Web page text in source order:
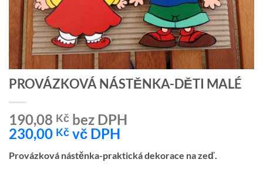
PROVÁZKOVÁ NÁSTĚNKA-DĚTI MALÉ
190,08 Kč bez DPH
230,00 Kč vč DPH
Provázková nástěnka-praktická dekorace na zeď.